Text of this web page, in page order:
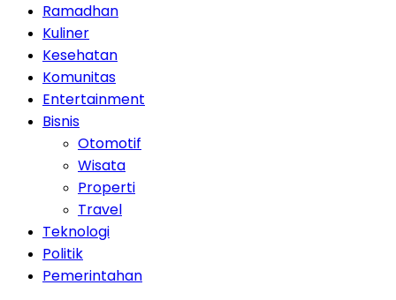
Ramadhan
Kuliner
Kesehatan
Komunitas
Entertainment
Bisnis
Otomotif
Wisata
Properti
Travel
Teknologi
Politik
Pemerintahan